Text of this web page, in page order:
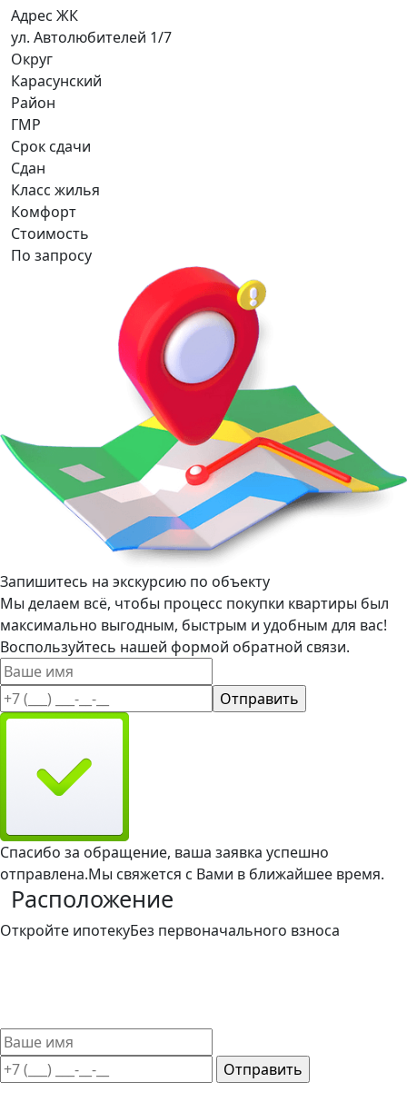
Адрес ЖК
ул. Автолюбителей 1/7
Округ
Карасунский
Район
ГМР
Срок сдачи
Сдан
Класс жилья
Комфорт
Стоимость
По запросу
Запишитесь на экскурсию по объекту
Мы делаем всё, чтобы процесс покупки квартиры был
максимально выгодным, быстрым и удобным для вас!
Воспользуйтесь нашей формой обратной связи.
Спасибо за обращение, ваша заявка успешно
отправлена.Мы свяжется с Вами в ближайшее время.
Расположение
Откройте ипотекуБез первоначального взноса